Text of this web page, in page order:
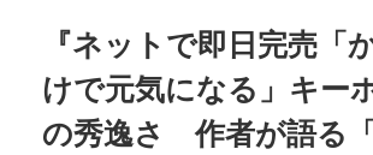
『ネットで即日完売「
けで元気になる」キー
の秀逸さ 作者が語る